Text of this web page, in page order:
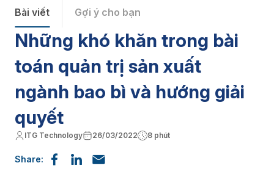
Bài viết Gợi ý cho bạn
Những khó khăn trong bài
toán quản trị sản xuất
ngành bao bì và hướng giải
quyết
ITG Technology 26/03/2022 8 phút
Share: